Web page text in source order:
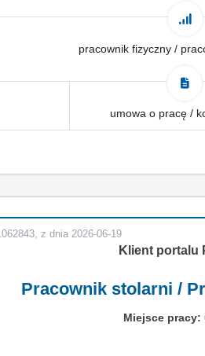
pracownik fizyczny /
umowa o pracę /
z dnia 2026-06-19
Klient portalu
Pracownik stolarni /
Miejsce pracy: